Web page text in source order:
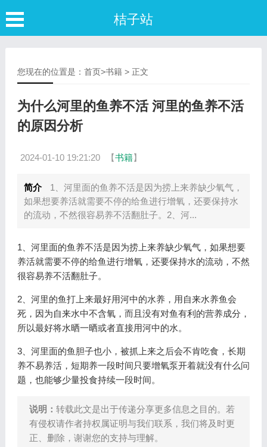
桔子站
您现在的位置是： 首页>书籍> 正文
为什么河里的鱼养不活 河里的鱼养不活
的原因分析
2024-01-10 19:21:20 【书籍】
简介
1、河里面的鱼养不活是因为捞上来养缺少氧气，
如果想要养活就需要不停的给鱼进行增氧，还要保持水
的流动，不然很容易养不活翻肚子。2、河...
1、河里面的鱼养不活是因为捞上来养缺少氧气，如果想要
养活就需要不停的给鱼进行增氧，还要保持水的流动，不然
很容易养不活翻肚子。
2、河里的鱼打上来最好用河中的水养，用自来水养鱼会
死，因为自来水中不含氧，而且没有对鱼有利的营养成分，
所以最好将水晒一晒或者直接用河中的水。
3、河里面的鱼胆子也小，被抓上来之后会不肯吃食，长期
养不易养活，短期养一段时间只要增氧泵开着就没有什么问
题，也能够少量投食持续一段时间。
说明： 转载此文是出于传递分享更多信息之目的。若
有侵权请作者持权属证明与我们联系，我们将及时更
正、删除，谢谢您的支持与理解。